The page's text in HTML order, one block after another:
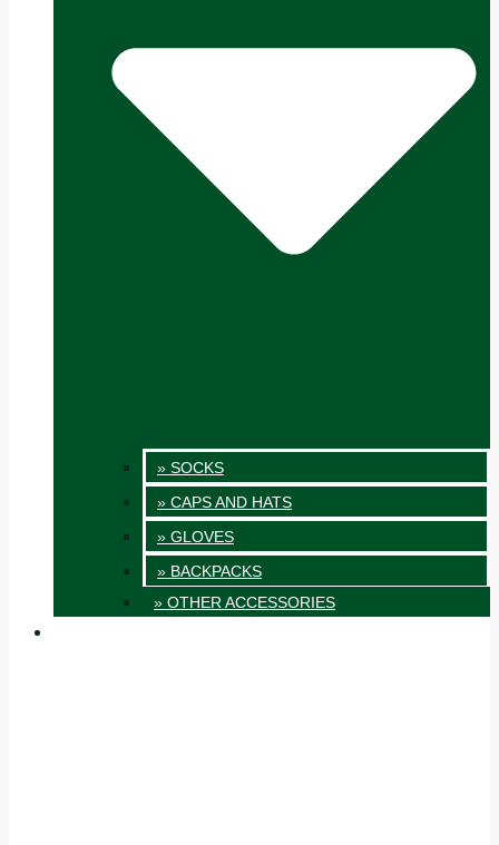
» SOCKS
» CAPS AND HATS
» GLOVES
» BACKPACKS
» OTHER ACCESSORIES